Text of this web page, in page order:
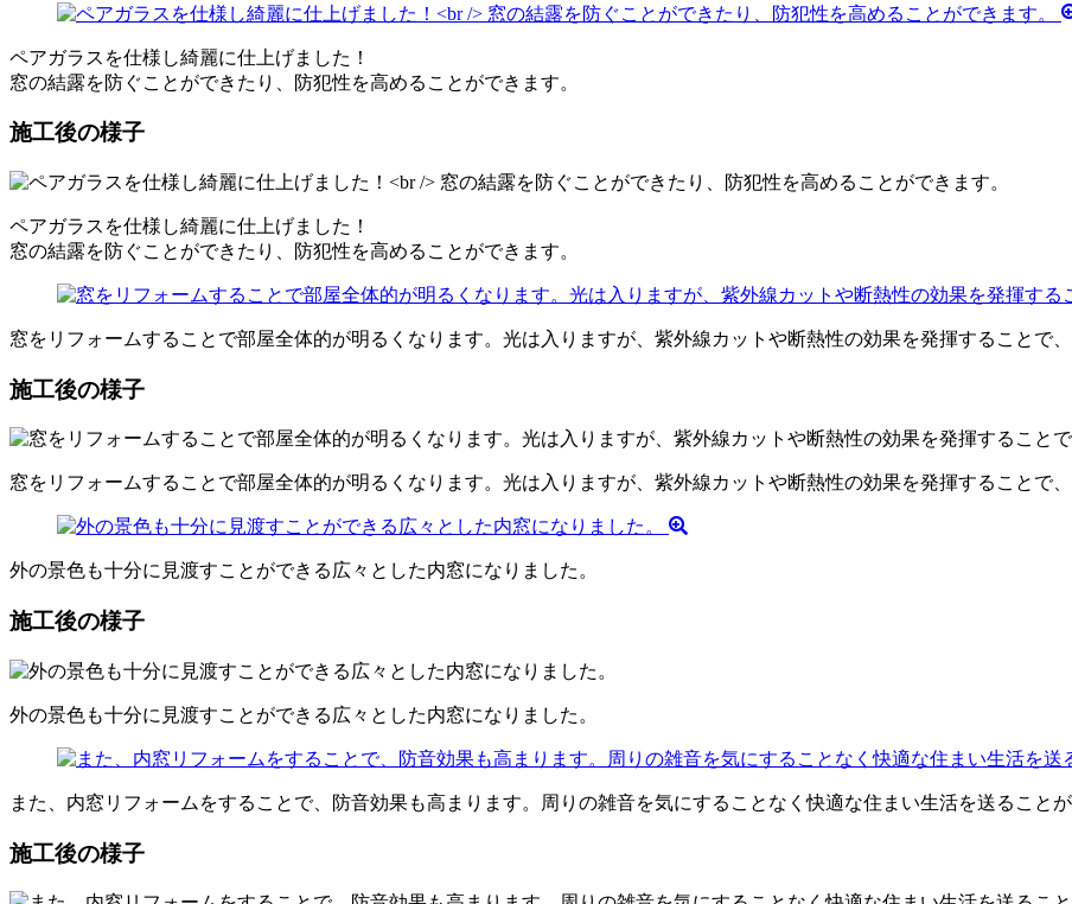
ペアガラスを仕様し綺麗に仕上げました！
窓の結露を防ぐことができたり、防犯性を高めることができます。
施工後の様子
ペアガラスを仕様し綺麗に仕上げました！
窓の結露を防ぐことができたり、防犯性を高めることができます。
窓をリフォームすることで部屋全体的が明るくなります。光は入りますが、紫外線カットや断熱性の効果を発揮することで
施工後の様子
窓をリフォームすることで部屋全体的が明るくなります。光は入りますが、紫外線カットや断熱性の効果を発揮することで
外の景色も十分に見渡すことができる広々とした内窓になりました。
施工後の様子
外の景色も十分に見渡すことができる広々とした内窓になりました。
また、内窓リフォームをすることで、防音効果も高まります。周りの雑音を気にすることなく快適な住まい生活を送ることが
施工後の様子